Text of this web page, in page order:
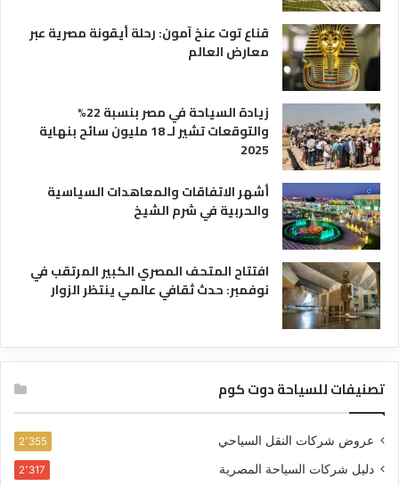
قناع توت عنخ آمون: رحلة أيقونة مصرية عبر
معارض العالم
زيادة السياحة في مصر بنسبة 22%
والتوقعات تشير لـ 18 مليون سائح بنهاية
2025
أشهر الاتفاقات والمعاهدات السياسية
والحربية في شرم الشيخ
افتتاح المتحف المصري الكبير المرتقب في
نوفمبر: حدث ثقافي عالمي ينتظر الزوار
تصنيفات للسياحة دوت كوم
عروض شركات النقل السياحي 2٬355
دليل شركات السياحة المصرية 2٬317